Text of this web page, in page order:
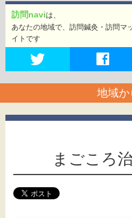
訪問naviは、
あなたの地域で、訪問鍼灸・訪問マ
イトです
地域か
まごころ